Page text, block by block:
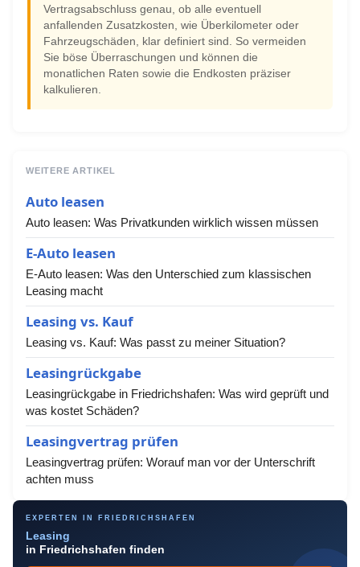
Vertragsabschluss genau, ob alle eventuell
anfallenden Zusatzkosten, wie Überkilometer oder
Fahrzeugschäden, klar definiert sind. So vermeiden
Sie böse Überraschungen und können die
monatlichen Raten sowie die Endkosten präziser
kalkulieren.
WEITERE ARTIKEL
Auto leasen
Auto leasen: Was Privatkunden wirklich wissen müssen
E-Auto leasen
E-Auto leasen: Was den Unterschied zum klassischen
Leasing macht
Leasing vs. Kauf
Leasing vs. Kauf: Was passt zu meiner Situation?
Leasingrückgabe
Leasingrückgabe in Friedrichshafen: Was wird geprüft und
was kostet Schäden?
Leasingvertrag prüfen
Leasingvertrag prüfen: Worauf man vor der Unterschrift
achten muss
EXPERTEN IN FRIEDRICHSHAFEN
Leasing
in Friedrichshafen finden